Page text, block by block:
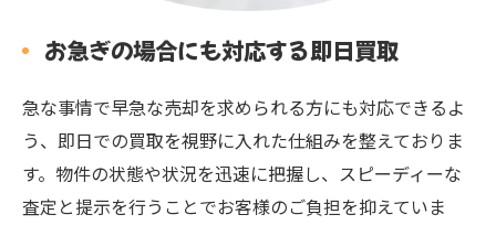
お急ぎの場合にも対応する即日買取
急な事情で早急な売却を求められる方にも対応できるよ
う、即日での買取を視野に入れた仕組みを整えておりま
す。物件の状態や状況を迅速に把握し、スピーディーな
査定と提示を行うことでお客様のご負担を抑えていま